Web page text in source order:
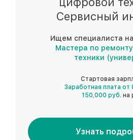
Сервисный
Ищем специалиста
Мастера по
техники
Стартовая
Заработная плата
150,000 руб. на
Узнать